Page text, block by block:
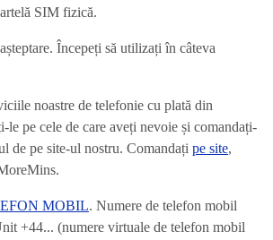
SIM fizică.
Începeți să utilizați în câteva
noastre de telefonie cu plată din
pe cele de care aveți nevoie și comandați-
de pe site-ul nostru. Comandați pe site,
MOBIL. Numere de telefon mobil
+44... (numere virtuale de telefon mobil